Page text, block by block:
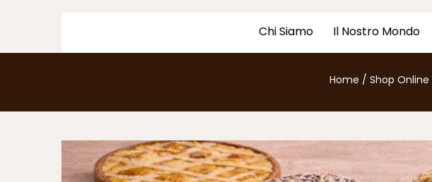
Chi Siamo Il Nostro Mondo
Home / Shop Online